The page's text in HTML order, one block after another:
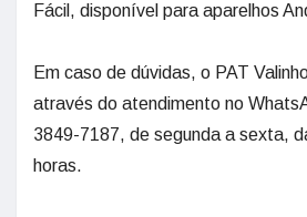
Fácil, disponível para aparelhos
Em caso de dúvidas, o PAT
através do atendimento no
3849-7187, de segunda a sexta,
horas.